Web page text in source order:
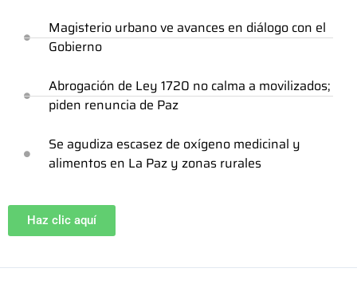
Magisterio urbano ve avances en diálogo con el
Gobierno
Abrogación de Ley 1720 no calma a movilizados;
piden renuncia de Paz
Se agudiza escasez de oxígeno medicinal y
alimentos en La Paz y zonas rurales
Haz clic aquí